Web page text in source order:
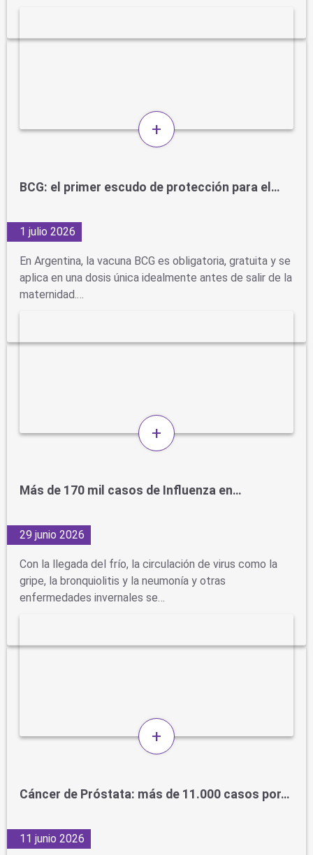
+
BCG: el primer escudo de protección para el…
1 julio 2026
En Argentina, la vacuna BCG es obligatoria, gratuita y se
aplica en una dosis única idealmente antes de salir de la
maternidad.…
+
Más de 170 mil casos de Influenza en…
29 junio 2026
Con la llegada del frío, la circulación de virus como la
gripe, la bronquiolitis y la neumonía y otras
enfermedades invernales se…
+
Cáncer de Próstata: más de 11.000 casos por…
11 junio 2026